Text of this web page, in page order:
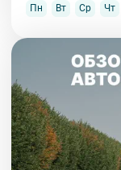
Пн
Вт Ср Чт